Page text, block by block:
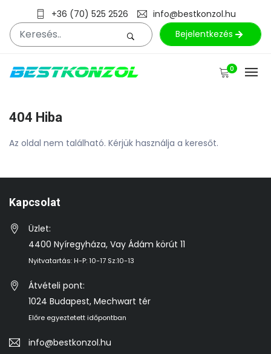
+36 (70) 525 2526
info@bestkonzol.hu
Bejelentkezés
0
404 Hiba
Az oldal nem található. Kérjük használja a keresőt.
Kapcsolat
Üzlet:
4400 Nyíregyháza, Vay Ádám körút 11
Nyitvatartás: H-P: 10-17 Sz:10-13
Átvételi pont:
1024 Budapest, Mechwart tér
Előre egyeztetett időpontban
info@bestkonzol.hu